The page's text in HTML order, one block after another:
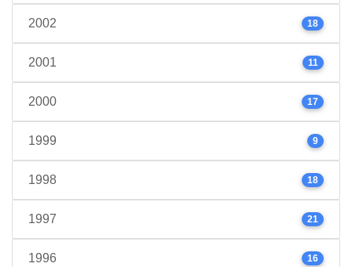
2002 18
2001 11
2000 17
1999 9
1998 18
1997 21
1996 16